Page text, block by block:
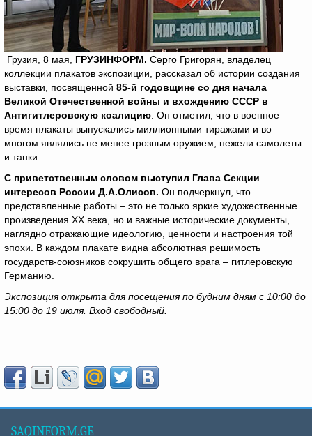
Грузия, 8 мая, ГРУЗИНФОРМ. Серго Григорян, владелец
коллекции плакатов экспозиции, рассказал об истории создания
выставки, посвященной 85-й годовщине со дня начала
Великой Отечественной войны и вхождению СССР в
Антигитлеровскую коалицию . Он отметил, что в военное
время плакаты выпускались миллионными тиражами и во
многом являлись не менее грозным оружием, нежели самолеты
и танки.
С приветственным словом выступил Глава Секции
интересов России Д.А.Олисов. Он подчеркнул, что
представленные работы – это не только яркие художественные
произведения XX века, но и важные исторические документы,
наглядно отражающие идеологию, ценности и настроения той
эпохи. В каждом плакате видна абсолютная решимость
государств-союзников сокрушить общего врага – гитлеровскую
Германию.
Экспозиция открыта для посещения по будним дням с 10:00 до
15:00 до 19 июля. Вход свободный.
SAQINFORM.GE